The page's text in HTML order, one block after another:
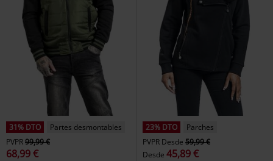
31% DTO
Partes desmontables
PVPR99,99 €
68,99 €
23% DTO
Parches
PVPR Desde 59,99 €
Desde 45,89 €